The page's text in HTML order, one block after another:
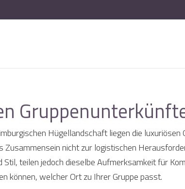
Hügellandschaft liegen die
nicht zur logistischen
teilen jedoch dieselbe Aufmerksamkeit für
können, welcher Ort zu Ihrer Gruppe passt.